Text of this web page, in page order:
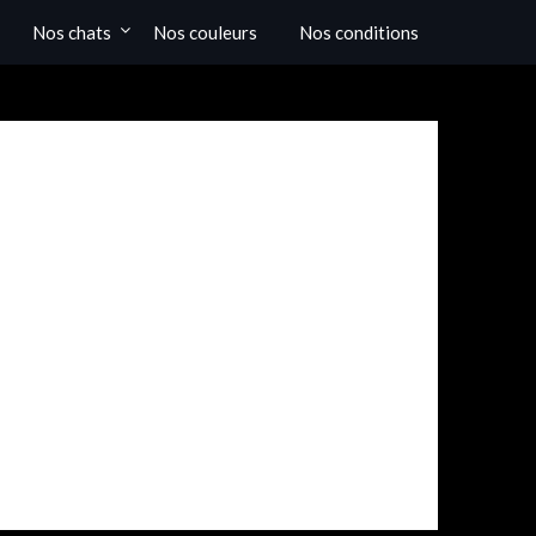
Nos chats Nos couleurs Nos conditions